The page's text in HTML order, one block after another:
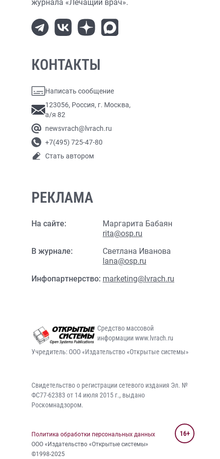
журнала «Лечащий врач».
КОНТАКТЫ
Написать сообщение
123056, Россия, г. Москва,
а/я 82
newsvrach@lvrach.ru
+7(495) 725-47-80
Стать автором
РЕКЛАМА
На сайте:
Маргарита Бабаян
rita@osp.ru
В журнале:
Светлана Иванова
lana@osp.ru
Инфопартнерство: marketing@lvrach.ru
Средство массовой
информации www.lvrach.ru
Учредитель: ООО «Издательство «Открытые системы»
Свидетельство о регистрации сетевого издания Эл. №
ФС77-62383 от 14 июля 2015 г., выдано
Роскомнадзором.
Политика обработки персональных данных
ООО «Издательство «Открытые системы»
©1998-2025
16+